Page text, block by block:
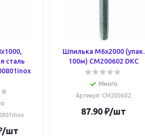
сталь
/шт
Шпилька М6х2000 (упак.
100м) CM200602 DKC
Много
Артикул: CM200602
87.90₽/шт